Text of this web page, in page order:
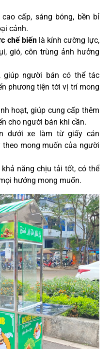
cấp, sáng bóng, bền bỉ
cảnh.
chế biến là kính cường lực,
gió, côn trùng ảnh hưởng
giúp người bán có thể tác
phương tiện tới vị trí mong
hoạt, giúp cung cấp thêm
cho người bán khi cần.
dưới xe làm từ giấy cán
theo mong muốn của người
khả năng chịu tải tốt, có thể
hướng mong muốn.